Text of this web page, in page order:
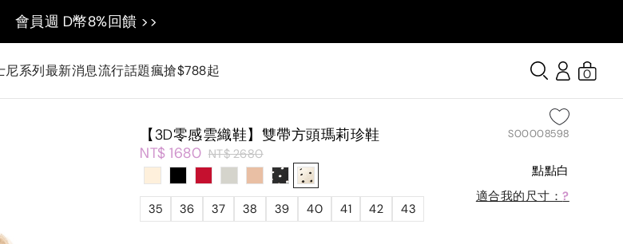
會員週 D幣8%回饋 >>
尼系列最新消息流行話題瘋搶$788起 0
【3D零感雲織鞋】雙帶方頭瑪莉珍鞋 S00008598
NT$ 1680 NT$ 2680
點點白
35 36 37 38 39 40 41 42 43
適合我的尺寸：?